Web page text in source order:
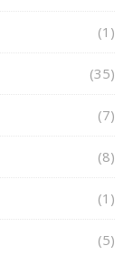
(1)
(35)
(7)
(8)
(1)
(5)